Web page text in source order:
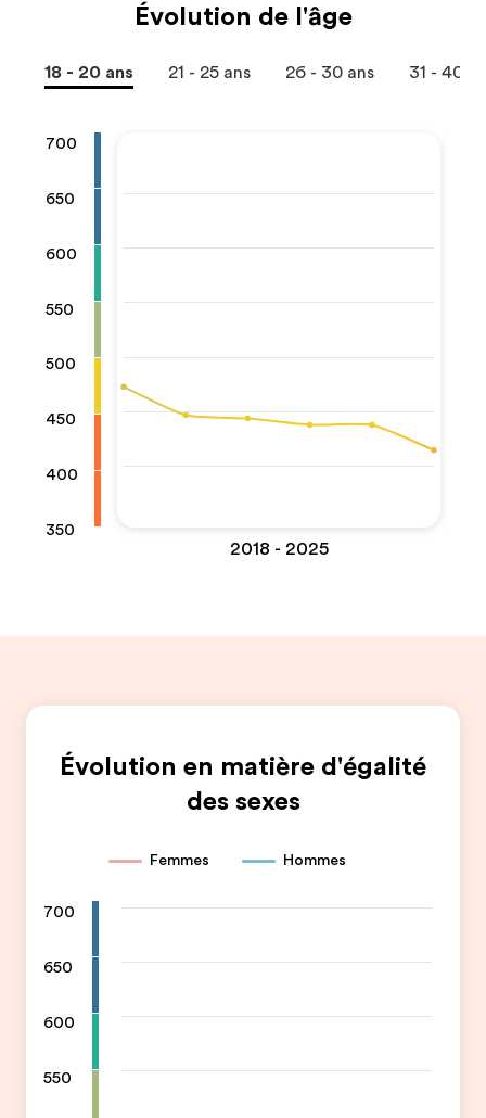
Évolution de l'âge
18 - 20 ans 21 - 25 ans 26 - 30 ans 31 - 40
700
650
600
550
500
450
400
350
2018 - 2025
Évolution en matière d'égalité
des sexes
Femmes Hommes
700
650
600
550